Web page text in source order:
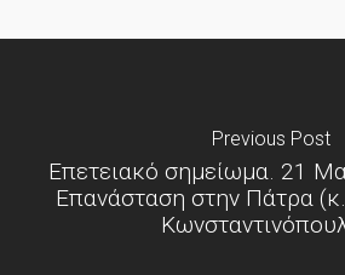
Previous Post
Επετειακό σημείωμα. 21
Επανάσταση στην Πάτρα